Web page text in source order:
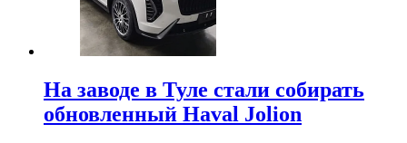
На заводе в Туле стали собирать
обновленный Haval Jolion